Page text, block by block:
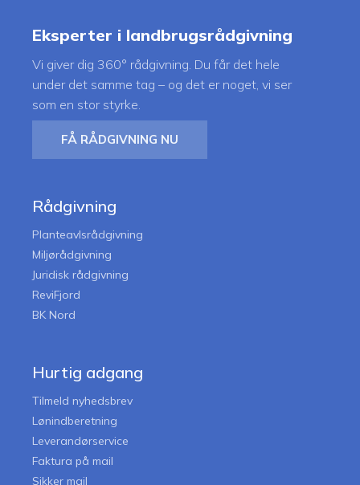
Eksperter i landbrugsrådgivning
Vi giver dig 360° rådgivning. Du får det hele
under det samme tag – og det er noget, vi ser
som en stor styrke.
FÅ RÅDGIVNING NU
Rådgivning
Planteavlsrådgivning
Miljørådgivning
Juridisk rådgivning
ReviFjord
BK Nord
Hurtig adgang
Tilmeld nyhedsbrev
Lønindberetning
Leverandørservice
Faktura på mail
Sikker mail